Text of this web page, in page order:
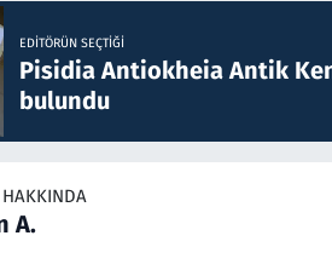
EDITÖRÜN SEÇTIĞI
Pisidia Antiokheia Antik
bulundu
HAKKINDA
A.